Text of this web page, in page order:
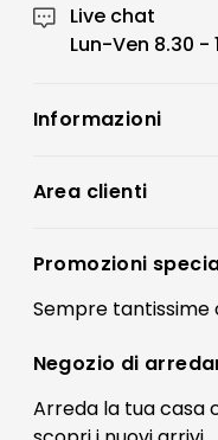
Live chat
Lun-Ven 8.30 -
Informazioni
Condizioni di vendita
Preferenze Cookies
Termini e condizioni
Contatti
FAQ
Area clienti
Registrati
Il mio account
Promozioni
Sempre tantissime
Negozio di
Arreda la tua casa